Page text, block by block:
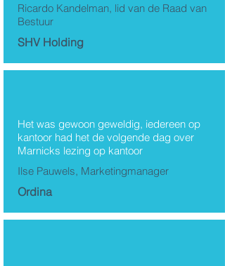
Ricardo Kandelman, lid van de Raad van
Bestuur
SHV Holding
Het was gewoon geweldig, iedereen op
kantoor had het de volgende dag over
Marnicks lezing op kantoor
Ilse Pauwels, Marketingmanager
Ordina